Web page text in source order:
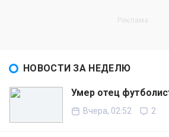
НОВОСТИ ЗА НЕДЕЛЮ
Умер отец
Вчера, 02:52 2